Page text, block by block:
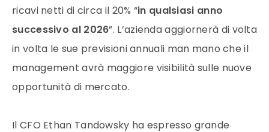
ricavi netti di circa il 20% “in qualsiasi anno
successivo al 2026”. L’azienda aggiornerà di volta
in volta le sue previsioni annuali man mano che il
management avrà maggiore visibilità sulle nuove
opportunità di mercato.
Il CFO Ethan Tandowsky ha espresso grande